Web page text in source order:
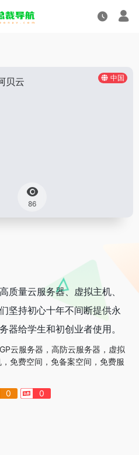
中国
86
质量云服务器、虚拟主机、
坚持初心十年不间断提供永
器给学生和初创业者使用。
云服务器，高防云服务器，虚拟
免费空间，免备案空间，免费服
0 0